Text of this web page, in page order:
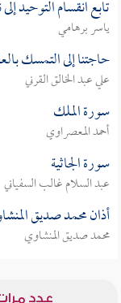
تابع انقسام التوحيد
ياسر برهامي
حاجتنا إلى التمسك
علي عبد الخالق القرني
سورة الملك
أحمد المعصراوي
سورة الجاثية
عبد السلام غالب السفياني
أذان محمد صديق
محمد صديق المنشاوي
عدد